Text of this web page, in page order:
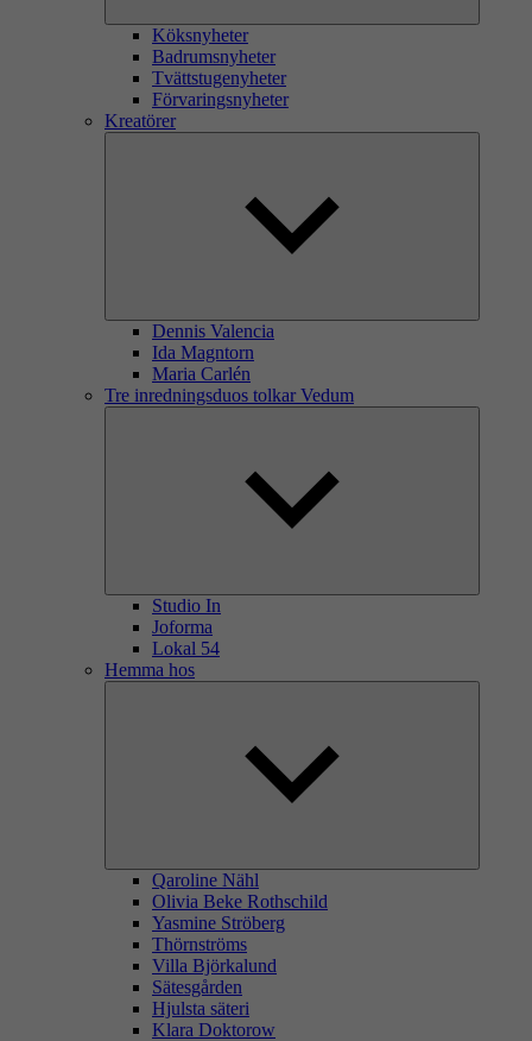
Köksnyheter
Badrumsnyheter
Tvättstugenyheter
Förvaringsnyheter
Kreatörer
Dennis Valencia
Ida Magntorn
Maria Carlén
Tre inredningsduos tolkar Vedum
Studio In
Joforma
Lokal 54
Hemma hos
Qaroline Nähl
Olivia Beke Rothschild
Yasmine Ströberg
Thörnströms
Villa Björkalund
Sätesgården
Hjulsta säteri
Klara Doktorow